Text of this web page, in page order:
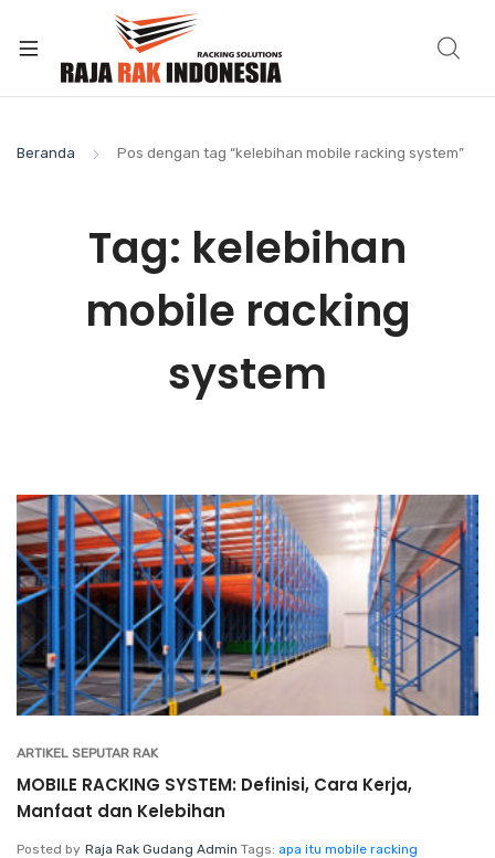
Beranda Pos dengan tag “kelebihan mobile racking system”
Tag: kelebihan
mobile racking
system
ARTIKEL SEPUTAR RAK
MOBILE RACKING SYSTEM: Definisi, Cara Kerja,
Manfaat dan Kelebihan
Posted by Raja Rak Gudang Admin Tags: apa itu mobile racking